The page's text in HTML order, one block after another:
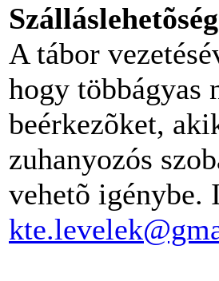
Szálláslehetõség
A tábor
hogy többágyas
beérkezõket,
zuhanyozós
vehetõ igénybe.